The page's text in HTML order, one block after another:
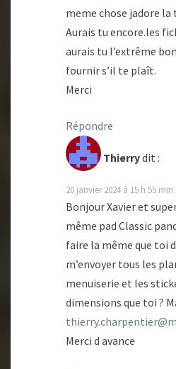
meme chose jadore
Aurais tu encore.les
aurais tu l’extrême
fournir s’il te plaît.
Merci
Répondre
Thierrydit :
20 janvier 2024 à 15 h 55 min
Bonjour Xavier et
même pad Classic
faire la même que toi
m’envoyer tous les
menuiserie et les
dimensions que toi ?
Merci d avance